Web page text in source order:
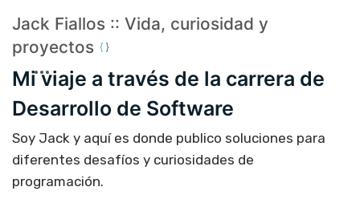
Jack Fiallos :: Vida, curiosidad y
proyectos
Mi viaje a través de la carrera de
Desarrollo de Software
Soy Jack y aquí es donde publico soluciones para
diferentes desafíos y curiosidades de
programación.